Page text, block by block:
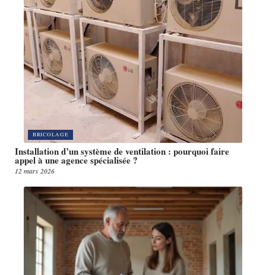
BRICOLAGE
Installation d’un système de ventilation : pourquoi faire
appel à une agence spécialisée ?
12 mars 2026